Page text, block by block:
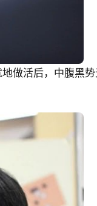
做活后，中腹黑